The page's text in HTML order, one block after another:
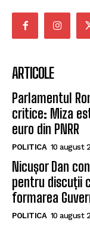
ARTICOLE
Parlamentul
critice: Miza
euro din PNRR
POLITICA 10 august
Nicușor Dan
pentru discuții
formarea
POLITICA 10 august